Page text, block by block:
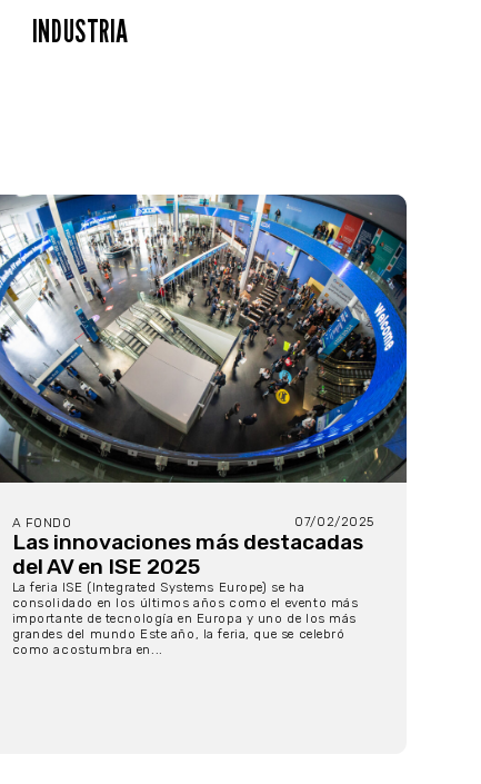
INDUSTRIA
A FONDO 07/02/2025
Las innovaciones más destacadas
del AV en ISE 2025
La feria ISE (Integrated Systems Europe) se ha
consolidado en los últimos años como el evento más
importante de tecnología en Europa y uno de los más
grandes del mundo Este año, la feria, que se celebró
como acostumbra en...